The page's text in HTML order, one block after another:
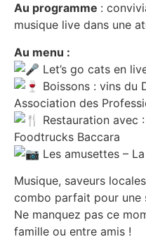
Au programme :
musique live dans une
Au menu :
Let’s go cats en
Boissons : vins du
Association des
Restauration avec
Foodtrucks Baccara
Les amusettes –
Musique, saveurs
combo parfait pour une
Ne manquez pas ce
famille ou entre amis !